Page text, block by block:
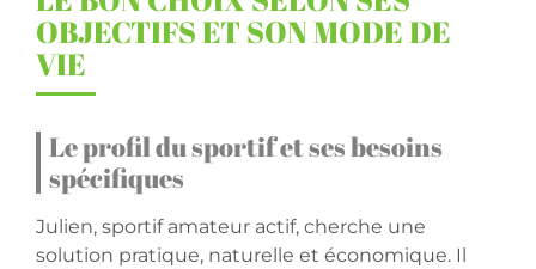
OBJECTIFS ET SON MODE DE
VIE
Le profil du sportif et ses besoins
spécifiques
Julien, sportif amateur actif, cherche une
solution pratique, naturelle et économique. Il